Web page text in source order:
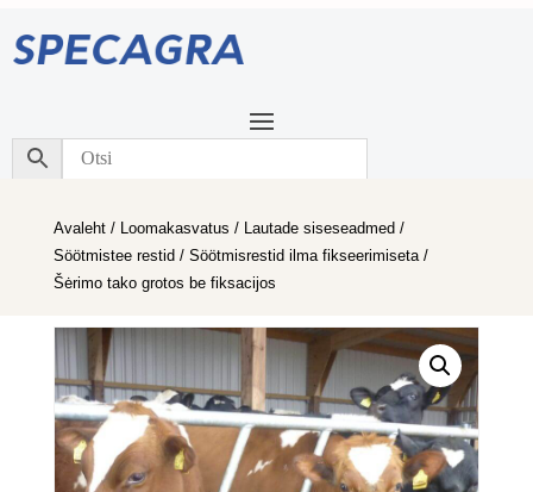
Avaleht/ Loomakasvatus / Lautade siseseadmed /
Söötmistee restid / Söötmisrestid ilma fikseerimiseta/
Šėrimo tako grotos be fiksacijos